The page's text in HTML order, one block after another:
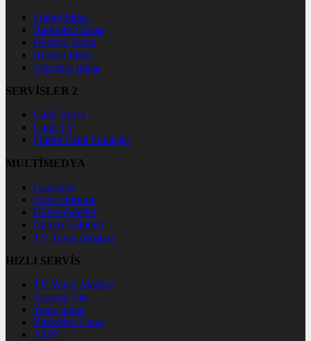
Futbol İddaa
Basketbol İddaa
Hentbol İddaa
Bilardo İddaa
Voleybol İddaa
SERVİSLER 2
Canlı Borsa
Canlı TV
Futbol Canlı Sonuçlar
MULTİMEDYA
Gazeteler
Hava Durumu
Haber Gönder
Namaz Vakitleri
TV Yayın Akışları
HIZLI SERVİS
TV Yayın Akışları
Yazarlar Site
Tenis İddaa
Basketbol Canlı
AMP